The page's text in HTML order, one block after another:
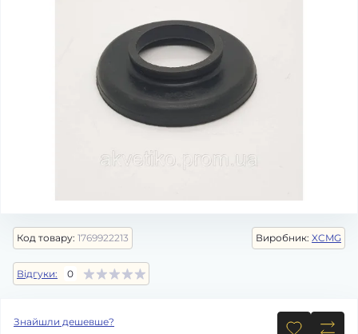
Код товару: 1769922213 Виробник: XCMG
Відгуки: 0
Знайшли дешевше?